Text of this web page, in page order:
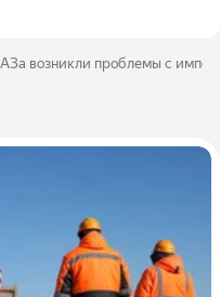
возникли проблемы с